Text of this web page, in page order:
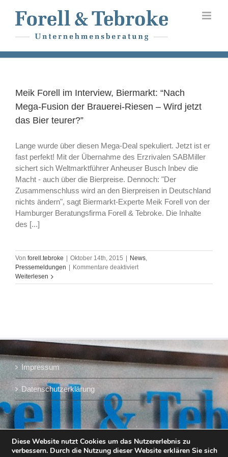
content
Meik Forell im Interview, Biermarkt: “Nach
Mega-Fusion der Brauerei-Riesen – Wird jetzt
das Bier teurer?”
Lange wurde über diesen Mega-Deal spekuliert. Jetzt ist er
fast perfekt! Mit der Übernahme des Erzrivalen SABMiller
sichert sich Weltmarktführer Anheuser Busch Inbev die
Macht - auch über die Bierpreise. Dennoch: "Der
Zusammenschluss wird an den Bierpreisen in Deutschland
nichts ändern", sagt Biermarkt-Experte Meik Forell von der
Hamburger Beratungsfirma Forell & Tebroke. Die Inhalte
des [...]
Von forell.tebroke Oktober 14th, 2015 News,
Pressemeldungen
Kommentare deaktiviertfür
Forell
Fusion
der
Brauerei-
Riesen
–
jetzt
das
Bier
teurer?”
Weiterlesen
Impressum
Datenschutzerklärung
Diese Website nutzt Cookies um das Nutzererlebnis zu
verbessern. Durch die Nutzung dieser Website erklären Sie sich